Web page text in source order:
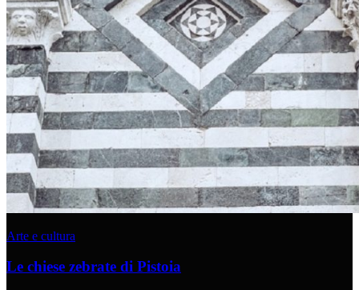
Arte e cultura
Le chiese zebrate di Pistoia